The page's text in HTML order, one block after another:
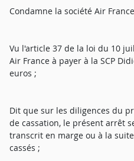
Condamne la société Air
Vu l'article 37 de la loi du 10
Air France à payer à la SCP
euros ;
Dit que sur les diligences du
de cassation, le présent arrêt
transcrit en marge ou à la
cassés ;